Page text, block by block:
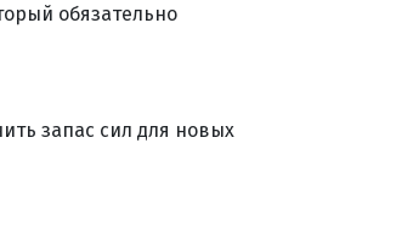
обязательно
запас сил для новых